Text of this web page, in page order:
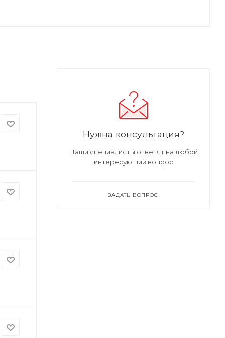
Нужна консультация?
Наши специалисты ответят на любой
интересующий вопрос
ЗАДАТЬ ВОПРОС